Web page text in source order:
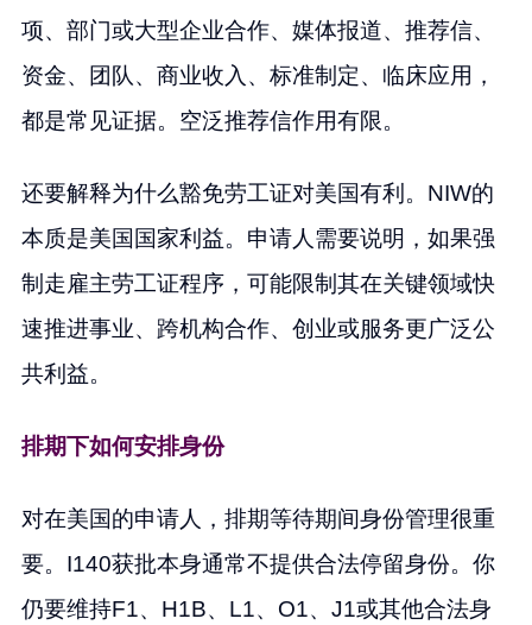
项、部门或大型企业合作、媒体报道、推荐信、
资金、团队、商业收入、标准制定、临床应用，
都是常见证据。空泛推荐信作用有限。
还要解释为什么豁免劳工证对美国有利。NIW的
本质是美国国家利益。申请人需要说明，如果强
制走雇主劳工证程序，可能限制其在关键领域快
速推进事业、跨机构合作、创业或服务更广泛公
共利益。
排期下如何安排身份
对在美国的申请人，排期等待期间身份管理很重
要。I140获批本身通常不提供合法停留身份。你
仍要维持F1、H1B、L1、O1、J1或其他合法身